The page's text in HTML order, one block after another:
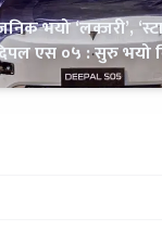
भयो ‘लक्जरी’,
एस ०५ : सुरु भयो